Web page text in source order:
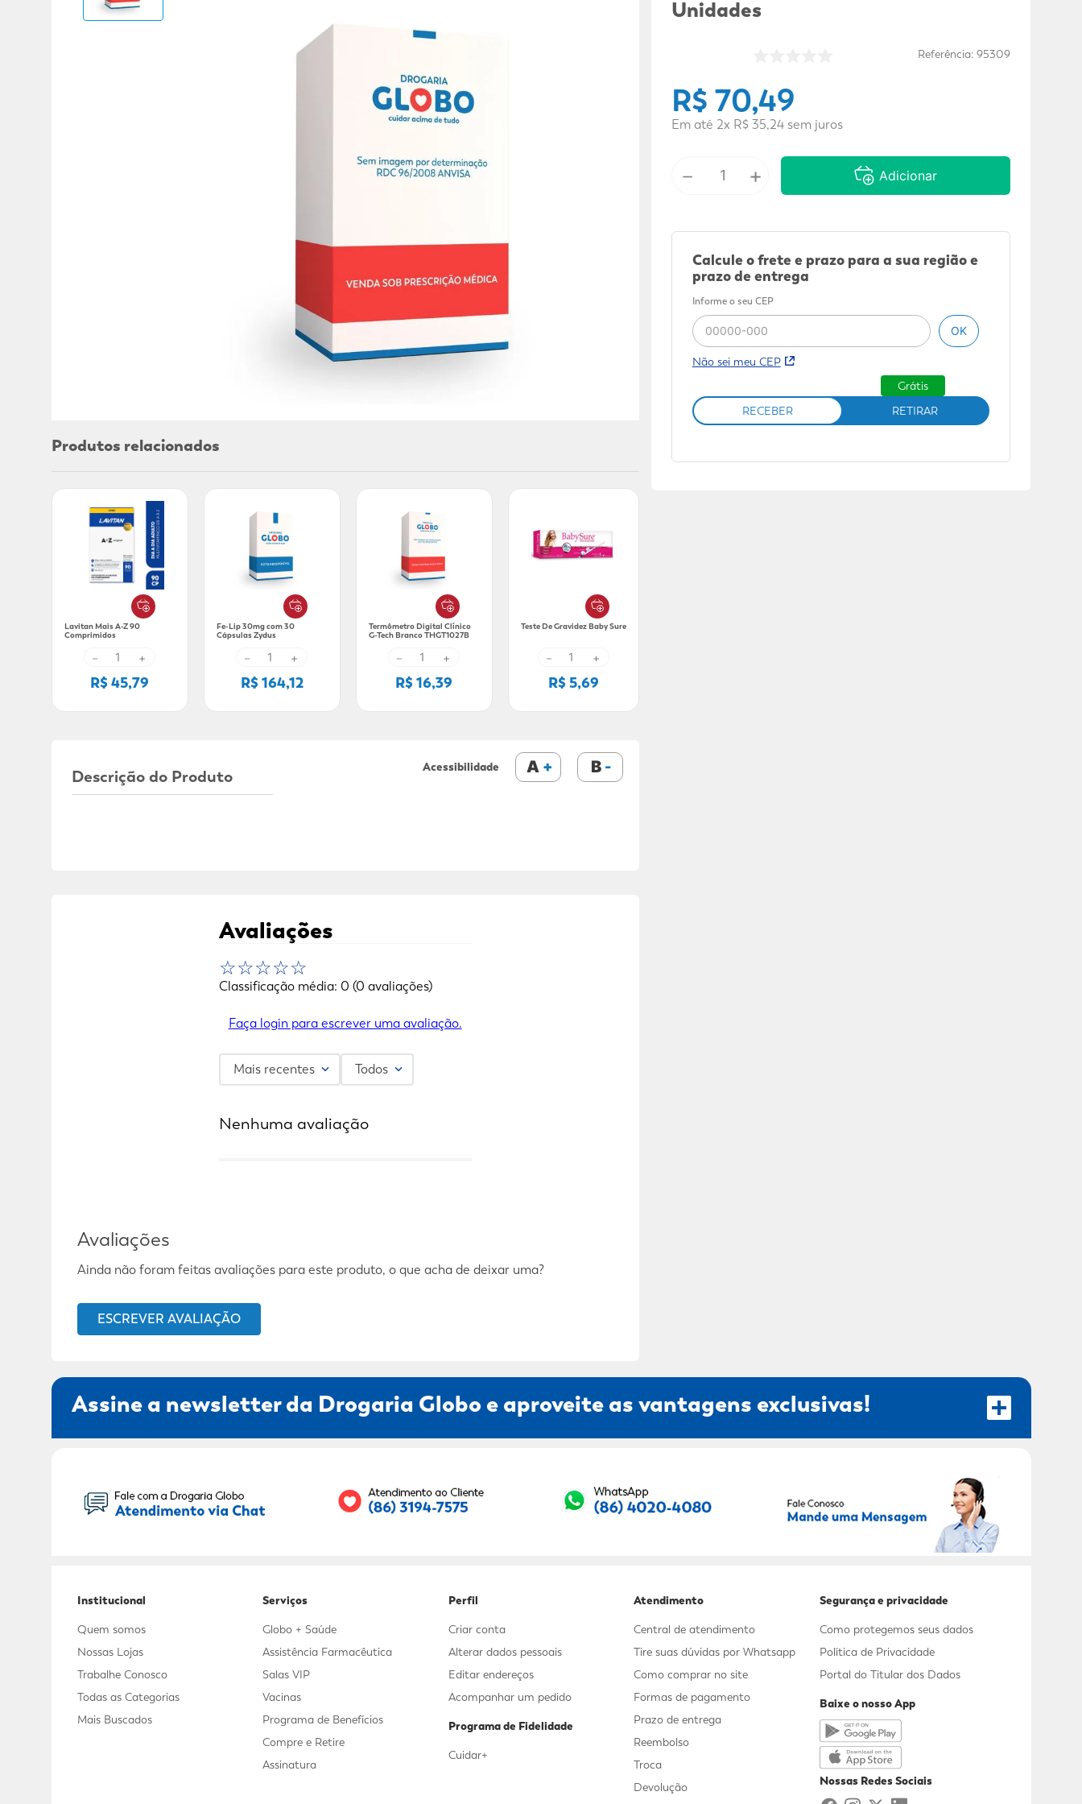
Produtos relacionados
Lavitan Mais A-Z 90
Comprimidos
－ +
R$ 45,79
Fe-Lip 30mg com 30
Cápsulas Zydus
－ +
R$ 164,12
Termômetro Digital Clínico
G-Tech Branco THGT1027B
－ +
R$ 16,39
Teste De Gravidez Baby Sure
－ +
R$ 5,69
Acessibilidade A B
Descrição do Produto
Avaliações
☆☆☆☆☆
Classificação média: 0 (0 avaliações)
Faça login para escrever uma avaliação.
Mais recentes Todos
Nenhuma avaliação
Avaliações
Ainda não foram feitas avaliações para este produto, o que acha de deixar uma?
ESCREVER AVALIAÇÃO
Unidades
Referência:95309
R$ 70,49
Em até 2x R$ 35,24sem juros
－ + Adicionar
Calcule o frete e prazo para a sua região e
prazo de entrega
Informe o seu CEP
OK
Não sei meu CEP
RECEBER RETIRAR
Grátis
Assine a newsletter da Drogaria Globo e aproveite as vantagens exclusivas!
RECEBER OFERTAS EXCLUSIVAS!
Institucional
Quem somos
Nossas Lojas
Trabalhe Conosco
Todas as Categorias
Mais Buscados
Serviços
Globo + Saúde
Assistência Farmacêutica
Salas VIP
Vacinas
Programa de Benefícios
Compre e Retire
Assinatura
Perfil
Criar conta
Alterar dados pessoais
Editar endereços
Acompanhar um pedido
Programa de Fidelidade
Cuidar+
Atendimento
Central de atendimento
Tire suas dúvidas por Whatsapp
Como comprar no site
Formas de pagamento
Prazo de entrega
Reembolso
Troca
Devolução
Segurança e privacidade
Como protegemos seus dados
Política de Privacidade
Portal do Titular dos Dados
Baixe o nosso App
Nossas Redes Sociais
10º